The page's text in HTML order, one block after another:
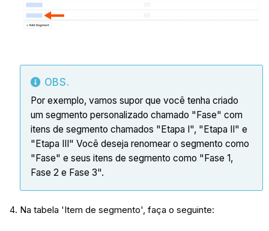
OBS.
Por exemplo, vamos supor que você tenha criado
um segmento personalizado chamado "Fase" com
itens de segmento chamados "Etapa I", "Etapa II" e
"Etapa III" Você deseja renomear o segmento como
"Fase" e seus itens de segmento como "Fase 1,
Fase 2 e Fase 3".
Na tabela 'Item de segmento', faça o seguinte: